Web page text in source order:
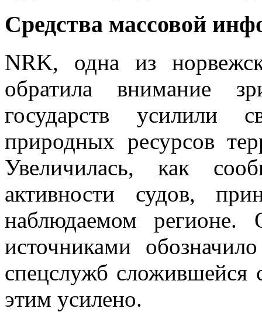
Средства массовой
NRK, одна из
обратила внимание
государств усилили
природных ресурсов
Увеличилась, как
активности судов,
наблюдаемом регионе.
источниками
спецслужб сложившейся
этим усилено.